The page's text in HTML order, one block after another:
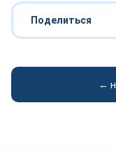
Поделиться
←